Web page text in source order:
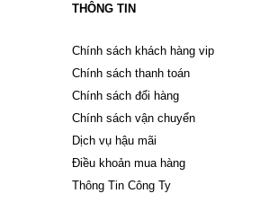
THÔNG TIN
Chính sách khách hàng vip
Chính sách thanh toán
Chính sách đổi hàng
Chính sách vận chuyển
Dịch vụ hậu mãi
Điều khoản mua hàng
Thông Tin Công Ty